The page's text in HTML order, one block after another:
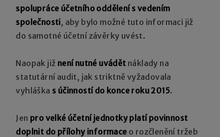
spolupráce účetního oddělení s vedením
společnosti, aby bylo možné tuto informaci již
do samotné účetní závěrky uvést.
Naopak již není nutné uvádět náklady na
statutární audit, jak striktně vyžadovala
vyhláška s účinností do konce roku 2015.
Jen pro velké účetní jednotky platí povinnost
doplnit do přílohy informace o rozčlenění tržeb